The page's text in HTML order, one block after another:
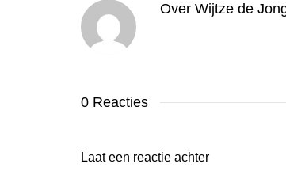
Over Wijtze de
0 Reacties
Laat een reactie achter